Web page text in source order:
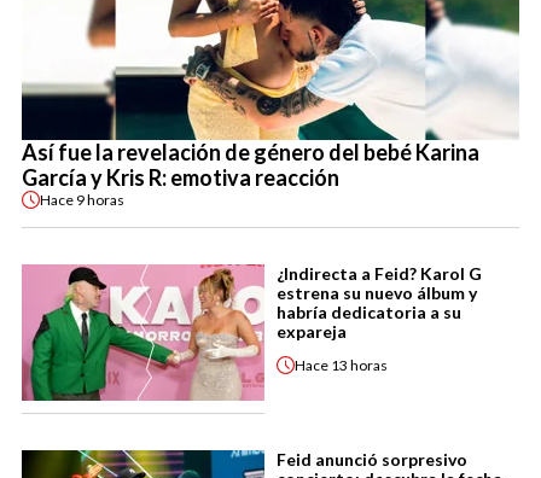
Así fue la revelación de género del bebé Karina
García y Kris R: emotiva reacción
Hace 9 horas
¿Indirecta a Feid? Karol G
estrena su nuevo álbum y
habría dedicatoria a su
expareja
Hace 13 horas
Feid anunció sorpresivo